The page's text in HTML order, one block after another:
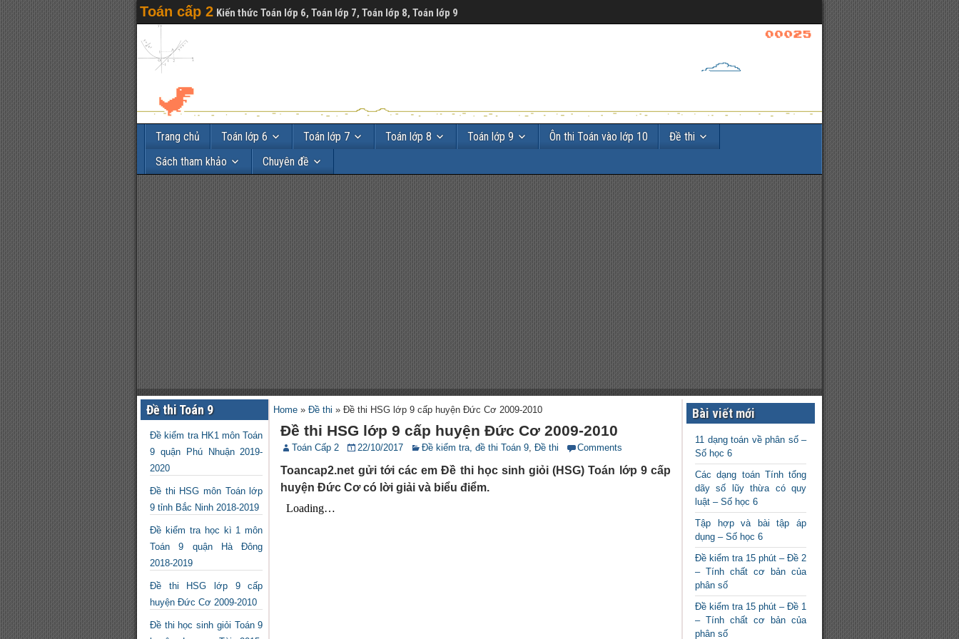
Toán cấp 2 Kiến thức Toán lớp 6, Toán lớp 7, Toán lớp 8, Toán lớp 9
Trang chủ Toán lớp 6 Toán lớp 7 Toán lớp 8 Toán lớp 9 Ôn thi Toán vào lớp 10
Đề thi
Sách tham khảo
Chuyên đề
Đề thi Toán 9
Đề kiểm tra HK1 môn Toán
9 quận Phú Nhuận 2019-
2020
Đề thi HSG môn Toán lớp
9 tỉnh Bắc Ninh 2018-2019
Đề kiểm tra học kì 1 môn
Toán 9 quận Hà Đông
2018-2019
Đề thi HSG lớp 9 cấp
huyện Đức Cơ 2009-2010
Đề thi học sinh giỏi Toán 9
Home »Đề thi »Đề thi HSG lớp 9 cấp huyện Đức Cơ 2009-2010
Đề thi HSG lớp 9 cấp huyện Đức Cơ 2009-2010
Toán Cấp 2 22/10/2017 Đề kiểm tra, đề thi Toán 9,Đề thi Comments
Toancap2.net gửi tới các em Đề thi học sinh giỏi (HSG) Toán lớp 9 cấp
huyện Đức Cơ có lời giải và biểu điểm.
Bài viết mới
11 dạng toán về phân số –
Số học 6
Các dạng toán Tính tổng
dãy số lũy thừa có quy
luật – Số học 6
Tập hợp và bài tập áp
dụng – Số học 6
Đề kiểm tra 15 phút – Đề 2
– Tính chất cơ bản của
phân số
Đề kiểm tra 15 phút – Đề 1
– Tính chất cơ bản của
phân số